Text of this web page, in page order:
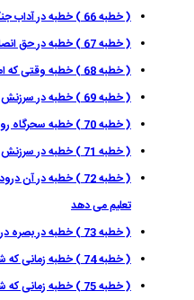
( خطبه 66 ) خطبه در آداب جنگ
( خطبه 67 ) خطبه در حق انصار
( خطبه 68 ) خطبه وقتى كه امارت مصر را به محمد بن ابوبكر واگذاشت
( خطبه 69 ) خطبه در سرزنش اصحاب سست پيمان خود
( خطبه 70 ) خطبه سحرگاه روزى كه ضربت به فرق مباركش رسيد
( خطبه 71 ) خطبه در سرزنش اهل عراق
( خطبه 72 ) خطبه در
تعليم مى دهد
( خطبه 73 ) خطبه در بصره درباره مروان بن حَكَم
( خطبه 74 ) خطبه زمانى كه شوراى خلافت قصد بيعت با عثمان كرد
( خطبه 75 ) خطبه